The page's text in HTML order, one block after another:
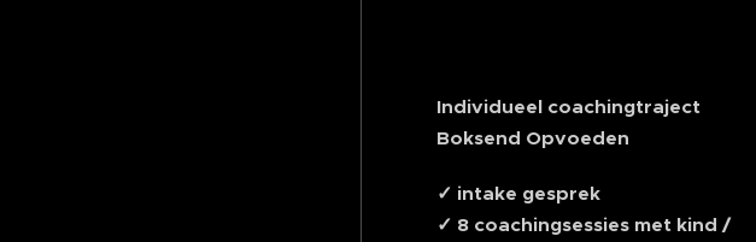
Individueel coachingtraject
Boksend Opvoeden
✓ intake gesprek
✓ 8 coachingsessies met kind /